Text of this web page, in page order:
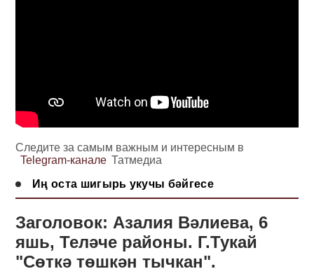
Следите за самым важным и интересным в
Telegram-канале Татмедиа
Иң оста шигырь укучы бәйгесе
Заголовок: Азалия Вәлиева, 6
яшь, Теләче районы. Г.Тукай
"Сөткә төшкән тычкан".